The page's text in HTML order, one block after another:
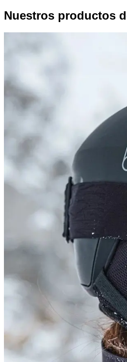
Nuestros productos